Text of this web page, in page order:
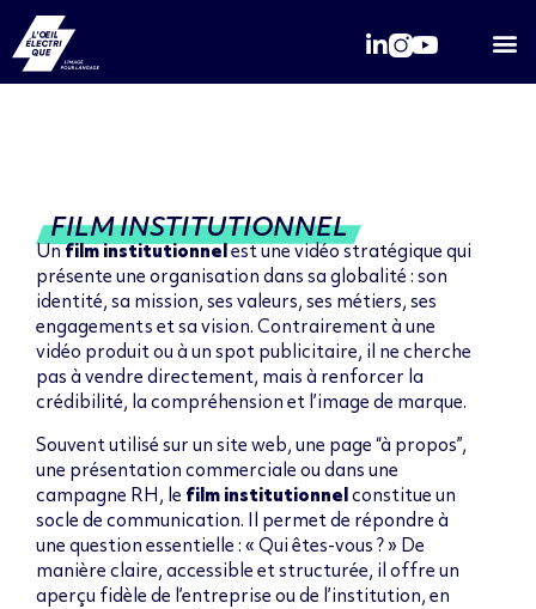
FILM INSTITUTIONNEL
Un film institutionnel est une vidéo stratégique qui
présente une organisation dans sa globalité : son
identité, sa mission, ses valeurs, ses métiers, ses
engagements et sa vision. Contrairement à une
vidéo produit ou à un spot publicitaire, il ne cherche
pas à vendre directement, mais à renforcer la
crédibilité, la compréhension et l’image de marque.
Souvent utilisé sur un site web, une page “à propos”,
une présentation commerciale ou dans une
campagne RH, le film institutionnel constitue un
socle de communication. Il permet de répondre à
une question essentielle : « Qui êtes-vous ? » De
manière claire, accessible et structurée, il offre un
aperçu fidèle de l’entreprise ou de l’institution, en